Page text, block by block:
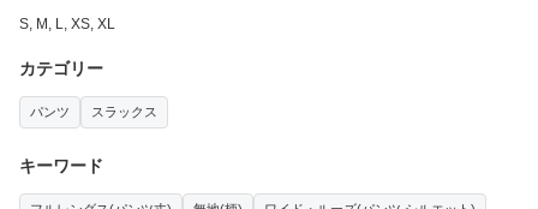
S, M, L, XS, XL
カテゴリー
パンツ スラックス
キーワード